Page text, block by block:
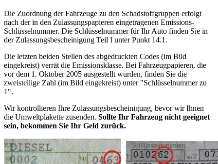
Die Zuordnung der Fahrzeuge zu den Schadstoffgruppen erfolgt
nach der in den Zulassungspapieren eingetragenen Emissions-
Schlüsselnummer. Die Schlüsselnummer für Ihr Auto finden Sie in
der Zulassungsbescheinigung Teil I unter Punkt 14.1.
Die letzten beiden Stellen des abgedruckten Codes (im Bild
eingekreist) verrät die Emissionsklasse. Bei Fahrzeugpapieren, die
vor dem 1. Oktober 2005 ausgestellt wurden, finden Sie die
zweistellige Zahl (im Bild eingekreist) unter "Schlüsselnummer zu
1".
Wir kontrollieren Ihre Zulassungsbescheinigung, bevor wir Ihnen
die Umweltplakette zusenden. Sollte Ihr Fahrzeug nicht geeignet
sein, bekommen Sie Ihr Geld zurück.